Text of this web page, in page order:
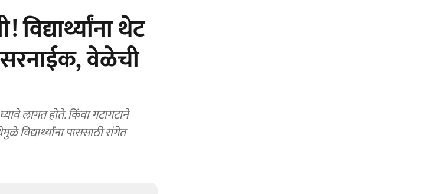
थेट
वेळेची
घ्यावे लागत होते. किंवा गटागटाने
पाससाठी रांगेत